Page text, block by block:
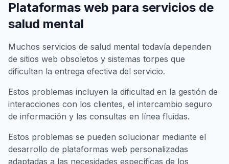
Plataformas web para servicios de
salud mental
Muchos servicios de salud mental todavía dependen
de sitios web obsoletos y sistemas torpes que
dificultan la entrega efectiva del servicio.
Estos problemas incluyen la dificultad en la gestión de
interacciones con los clientes, el intercambio seguro
de información y las consultas en línea fluidas.
Estos problemas se pueden solucionar mediante el
desarrollo de plataformas web personalizadas
adaptadas a las necesidades específicas de los